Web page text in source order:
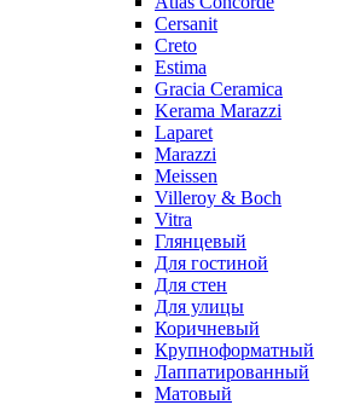
Cersanit
Creto
Estima
Gracia Ceramica
Kerama Marazzi
Laparet
Marazzi
Meissen
Villeroy & Boch
Vitra
Глянцевый
Для гостиной
Для стен
Для улицы
Коричневый
Крупноформатный
Лаппатированный
Матовый